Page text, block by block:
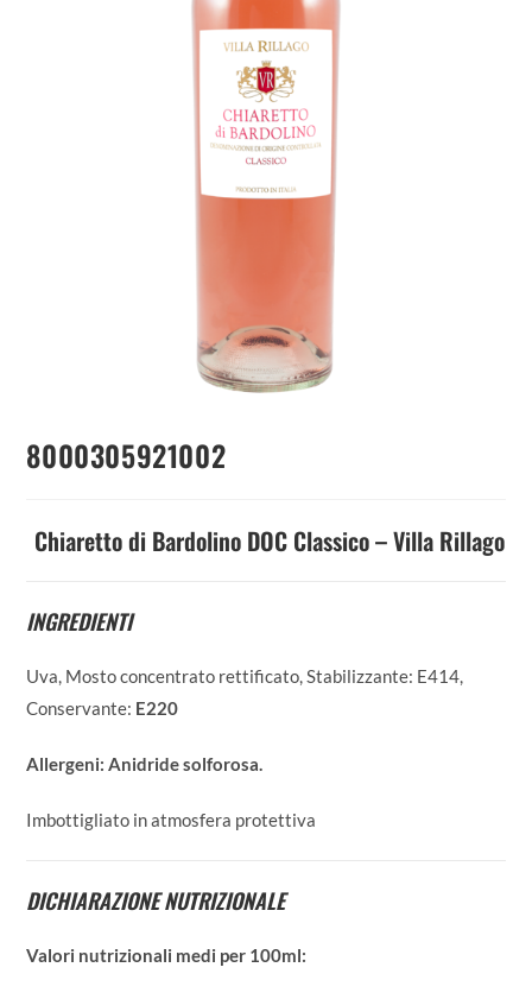
8000305921002
Chiaretto di Bardolino DOC Classico – Villa Rillago
INGREDIENTI
Uva, Mosto concentrato rettificato, Stabilizzante: E414,
Conservante: E220
Allergeni: Anidride solforosa.
Imbottigliato in atmosfera protettiva
DICHIARAZIONE NUTRIZIONALE
Valori nutrizionali medi per 100ml: